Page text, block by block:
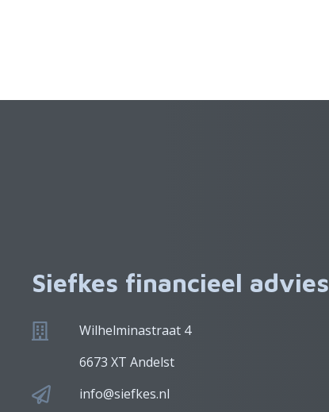
Siefkes financieel advies
Wilhelminastraat 4
6673 XT Andelst
info@siefkes.nl